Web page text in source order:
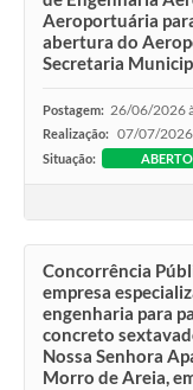
Aeroportuária
abertura do
Secretaria
Postagem: 26/06/2026
Realização: 07/07/
Situação: ABERTO
Concorrência
empresa
engenharia para
concreto
Nossa Senhora
Morro de Areia,